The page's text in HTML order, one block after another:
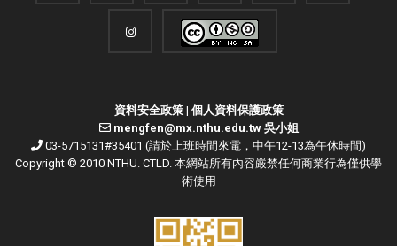
資料安全政策| 個人資料保護政策
mengfen@mx.nthu.edu.tw 吳小姐
03-5715131#35401 (請於上班時間來電，中午12-13為午休時間)
Copyright © 2010 NTHU. CTLD. 本網站所有內容嚴禁任何商業行為僅供學
術使用